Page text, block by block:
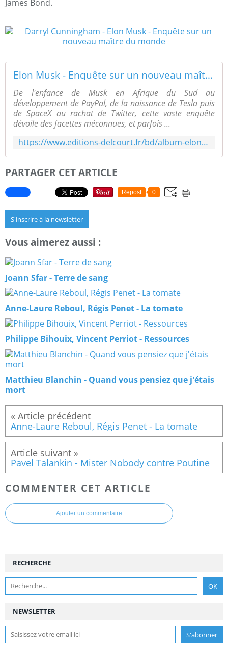
James Bond.
Elon Musk - Enquête sur un nouveau maître du monde Enquête sur un nouveau maître du monde
De l'enfance de Musk en Afrique du Sud au
développement de PayPal, de la naissance de Tesla puis
de SpaceX au rachat de Twitter, cette vaste enquête
dévoile des facettes méconnues, et parfois ...
https://www.editions-delcourt.fr/bd/album-elon-musk
PARTAGER CET ARTICLE
Repost 0
S'inscrire à la newsletter
Vous aimerez aussi :
Joann Sfar - Terre de sang
Anne-Laure Reboul, Régis Penet - La tomate
Philippe Bihouix, Vincent Perriot - Ressources
Matthieu Blanchin - Quand vous pensiez que j'étais
mort
Anne-Laure Reboul, Régis Penet - La tomate
Pavel Talankin - Mister Nobody contre Poutine
COMMENTER CET ARTICLE
Ajouter un commentaire
NEWSLETTER
RECHERCHE